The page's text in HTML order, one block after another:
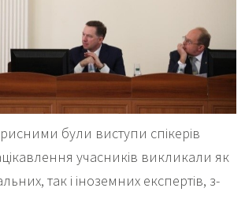
були виступи спікерів
учасників викликали як
так і іноземних експертів, з-